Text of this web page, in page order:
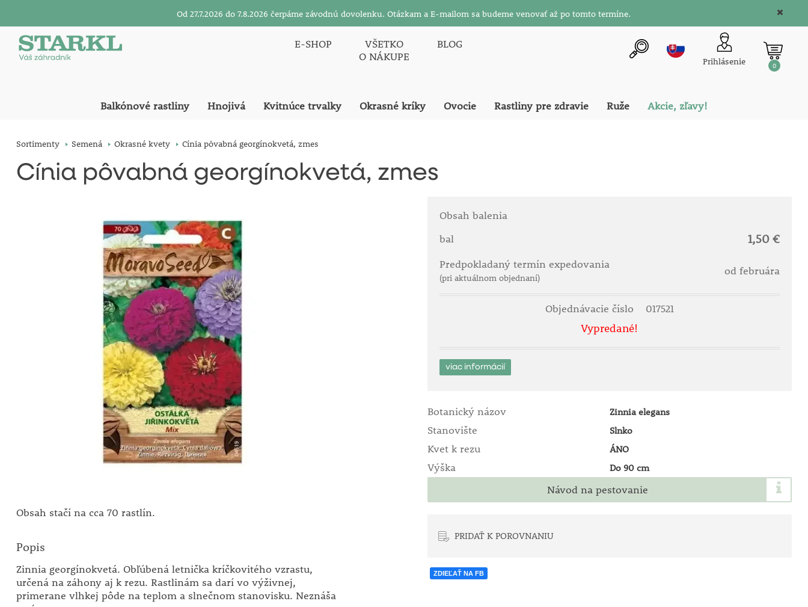
Od 27.7.2026 do 7.8.2026 čerpáme závodnú dovolenku. Otázkam a E-mailom sa budeme venovať až po tomto termíne.
E-SHOP
VŠETKO
O NÁKUPE
BLOG
Prihlásenie 0
Balkónové rastliny Hnojivá Kvitnúce trvalky Okrasné kríky Ovocie Rastliny pre zdravie Ruže Akcie, zľavy!
Sortimenty Semená Okrasné kvety Cínia pôvabná georgínokvetá, zmes
Cínia pôvabná georgínokvetá, zmes
Obsah stačí na cca 70 rastlín.
Popis
Zinnia georgínokvetá. Obľúbená letnička kríčkovitého vzrastu,
určená na záhony aj k rezu. Rastlinám sa darí vo výživnej,
primerane vlhkej pôde na teplom a slnečnom stanovisku. Neznáša
Obsah balenia
bal
1,50 €
Predpokladaný termín expedovania
(pri aktuálnom objednaní)
od februára
Objednávacie číslo 017521
Vypredané!
viac informácií
Botanický názov Zinnia elegans
Stanovište Slnko
Kvet k rezu ÁNO
Výška Do 90 cm
Návod na pestovanie
PRIDAŤ K POROVNANIU
ZDIEĽAŤ NA FB